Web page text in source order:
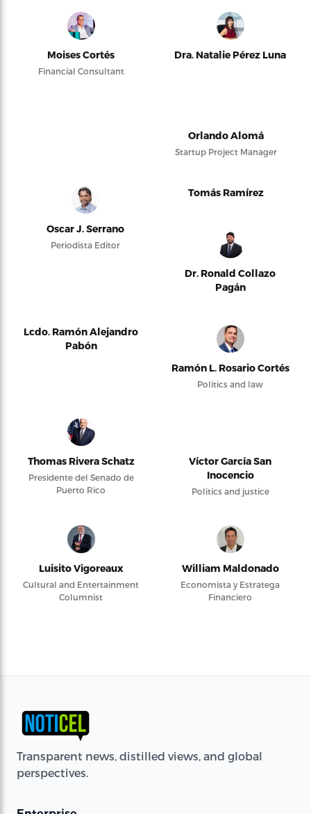
Moises Cortés
Financial Consultant
Dra. Natalie Pérez Luna
Orlando Alomá
Startup Project Manager
Oscar J. Serrano
Periodista Editor
Tomás Ramírez
Dr. Ronald Collazo
Pagán
Lcdo. Ramón Alejandro
Pabón
Ramón L. Rosario Cortés
Politics and law
Thomas Rivera Schatz
Presidente del Senado de
Puerto Rico
Víctor García San
Inocencio
Politics and justice
Luisito Vigoreaux
Cultural and Entertainment
Columnist
William Maldonado
Economista y Estratega
Financiero
Transparent news, distilled views, and global
perspectives.